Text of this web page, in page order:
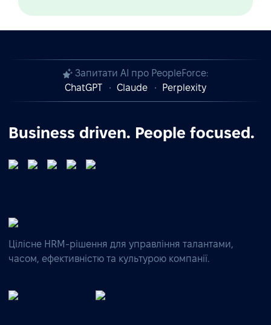
Запитати AI про PeopleForce:
ChatGPT
Claude Perplexity
Business driven. People focused.
Цілісне HRM-рішення для управління талантами,
часом, ефективністю та культурою компанії.